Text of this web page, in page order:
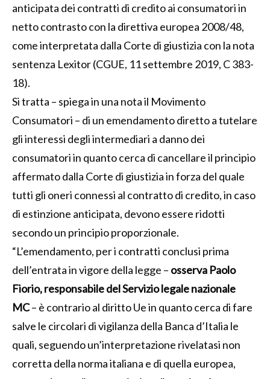
anticipata dei contratti di credito ai consumatori in
netto contrasto con la direttiva europea 2008/48,
come interpretata dalla Corte di giustizia con la nota
sentenza Lexitor (CGUE, 11 settembre 2019, C 383-
18).
Si tratta – spiega in una nota il Movimento
Consumatori – di un emendamento diretto a tutelare
gli interessi degli intermediari a danno dei
consumatori in quanto cerca di cancellare il principio
affermato dalla Corte di giustizia in forza del quale
tutti gli oneri connessi al contratto di credito, in caso
di estinzione anticipata, devono essere ridotti
secondo un principio proporzionale.
“L’emendamento, per i contratti conclusi prima
dell’entrata in vigore della legge – osserva Paolo
Fiorio, responsabile del Servizio legale nazionale
MC– è contrario al diritto Ue in quanto cerca di fare
salve le circolari di vigilanza della Banca d’Italia le
quali, seguendo un’interpretazione rivelatasi non
corretta della norma italiana e di quella europea,